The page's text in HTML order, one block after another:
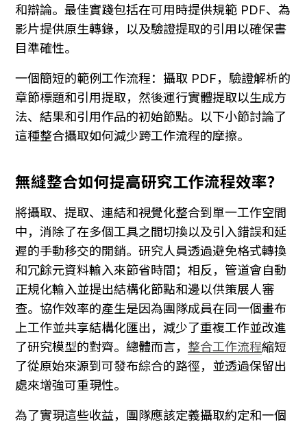
和辯論。最佳實踐包括在可用時提供規範 PDF、為
影片提供原生轉錄，以及驗證提取的引用以確保書
目準確性。
一個簡短的範例工作流程：攝取 PDF，驗證解析的
章節標題和引用提取，然後運行實體提取以生成方
法、結果和引用作品的初始節點。以下小節討論了
這種整合攝取如何減少跨工作流程的摩擦。
無縫整合如何提高研究工作流程效率？
將攝取、提取、連結和視覺化整合到單一工作空間
中，消除了在多個工具之間切換以及引入錯誤和延
遲的手動移交的開銷。研究人員透過避免格式轉換
和冗餘元資料輸入來節省時間；相反，管道會自動
正規化輸入並提出結構化節點和邊以供策展人審
查。協作效率的產生是因為團隊成員在同一個畫布
上工作並共享結構化匯出，減少了重複工作並改進
了研究模型的對齊。總體而言， 整合工作流程縮短
了從原始來源到可發布綜合的路徑，並透過保留出
處來增強可重現性。
為了實現這些收益，團隊應該定義攝取約定和一個